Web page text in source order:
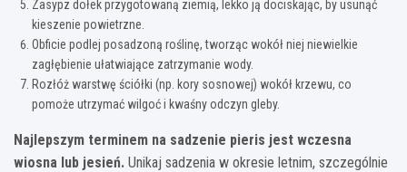
Zasypz dołek przygotowaną ziemią, lekko ją dociskając, by usunąć
kieszenie powietrzne.
Obficie podlej posadzoną roślinę, tworząc wokół niej niewielkie
zagłębienie ułatwiające zatrzymanie wody.
Rozłóż warstwę ściółki (np. kory sosnowej) wokół krzewu, co
pomoże utrzymać wilgoć i kwaśny odczyn gleby.
Najlepszym terminem na sadzenie pieris jest wczesna
wiosna lub jesień. Unikaj sadzenia w okresie letnim, szczególnie